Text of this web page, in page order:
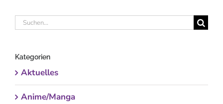
Suche
Kategorien
Aktuelles
Anime/Manga